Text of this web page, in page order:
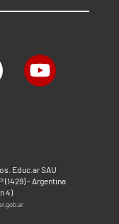
Educ.ar SAU
(1429) - Argentina
4)